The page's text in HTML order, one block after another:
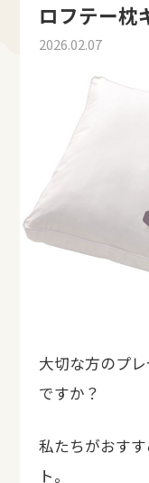
ロフテー枕
2026.02.07
大切な方のプ
ですか？
私たちがおす
ト。